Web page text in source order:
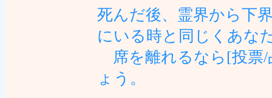
死んだ後、霊界から下
にいる時と同じくあな
席を離れるなら[投票/
ょう。